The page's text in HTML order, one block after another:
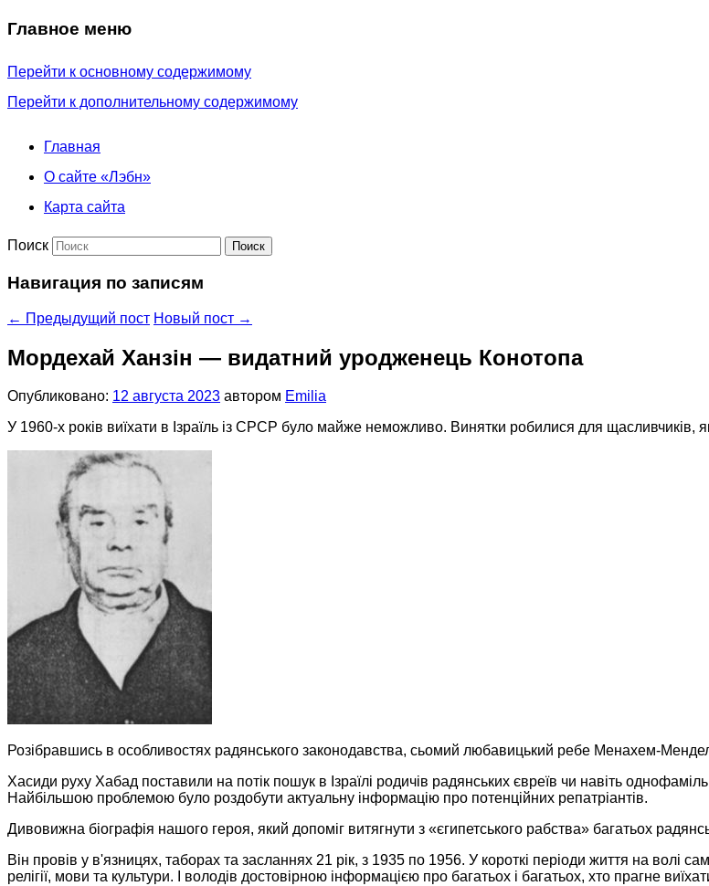
Главное меню
Перейти к основному содержимому
Перейти к дополнительному содержимому
Главная
О сайте «Лэбн»
Карта сайта
Поиск
Навигация по записям
← Предыдущий пост Новый пост →
Мордехай Ханзін — видатний уродженець Конотопа
Опубликовано: 12 августа 2023 автором Emilia
У 1960-х років виїхати в Ізраїль із СРСР було майже неможливо. Винятки робилися для щасливчиків,
Розібравшись в особливостях радянського законодавства, сьомий любавицький ребе Менахем-
Хасиди руху Хабад поставили на потік пошук в Ізраїлі родичів радянських євреїв чи навіть
Найбільшою проблемою було роздобути актуальну інформацію про потенційних репатріантів.
Дивовижна біографія нашого героя, який допоміг витягнути з «єгипетського рабства» багатьох
Він провів у в'язницях, таборах та засланнях 21 рік, з 1935 по 1956. У короткі періоди життя на волі
релігії, мови та культури. І володів достовірною інформацією про багатьох і багатьох, хто прагне